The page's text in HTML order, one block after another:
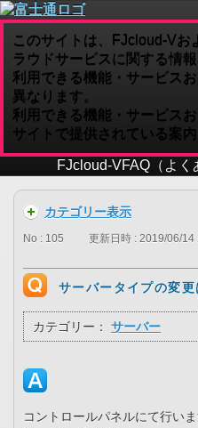
このサイトは、FJcloud-Vお
ラウドサービスに関する情
利用できる機能・サービス
異なります。
利用できる機能・サービス
サイトで提供されている案
FJcloud-VFAQ（よく
カテゴリー表示
No : 105 更新日時 : 2019/06/14
サーバータイプの変
カテゴリー： サーバー
コントロールパネルにて行いま